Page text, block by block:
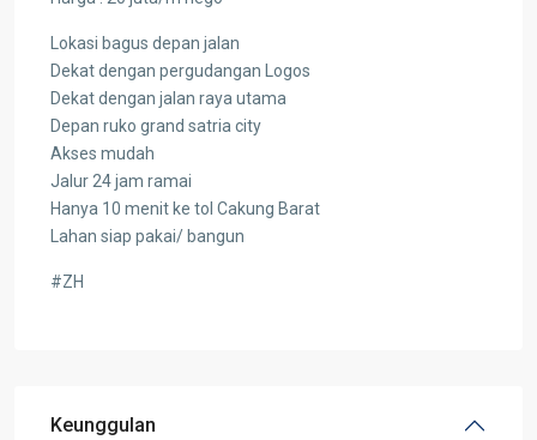
Lokasi bagus depan jalan
Dekat dengan pergudangan Logos
Dekat dengan jalan raya utama
Depan ruko grand satria city
Akses mudah
Jalur 24 jam ramai
Hanya 10 menit ke tol Cakung Barat
Lahan siap pakai/ bangun
#ZH
Keunggulan